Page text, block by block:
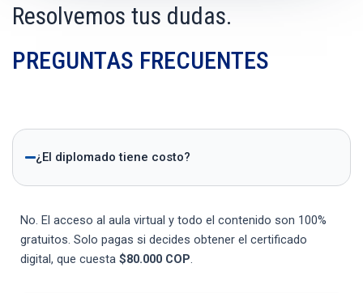
Resolvemos tus dudas.
PREGUNTAS FRECUENTES
¿El diplomado tiene costo?
No. El acceso al aula virtual y todo el contenido son 100%
gratuitos. Solo pagas si decides obtener el certificado
digital, que cuesta $80.000 COP